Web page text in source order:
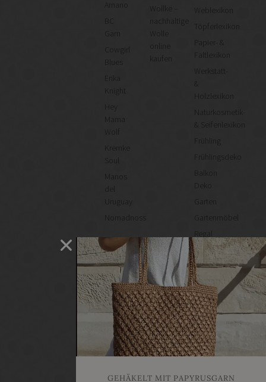
Cowgirl
Knight
Mama
Wolf
Kremke
Manos
Uruguay
Nomadnoss
Wollke –
nachhaltige
kaufen
Weblexikon
Töpferlexikon
Papier- &
Faltlexikon
Werkstatt-
&
Holzlexikon
Naturkosmetik-
& Seifenlexikon
Frühling
Frühlingsdeko
Deko
Garten
Gartenmöbel
Regal
selber
machen
Heimwerken
Renovieren
DIY
GESCHÄFTE
Bastelbedarf
Stoffgeschäfte
GEHÄKELT MIT PAPYRUSGARN